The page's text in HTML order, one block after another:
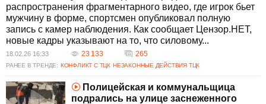
административную или уголовную
ответственность в зависимости от тяжести
деяния. Наказание может включать штрафы,
арест или тюремное заключение, если
насилие привело к серьезным последствиям
для пострадавших.
распространения фрагментарного видео, где игрок бьет
мужчину в форме, спортсмен опубликовал полную
запись с камер наблюдения. Как сообщает Цензор.НЕТ,
новые кадры указывают на то, что силовому...
18.02.26 16:33 23 133 265
РАНЕЕ В ТРЕНДЕ: КОНФЛИКТ С ТЦК НЕЗАКОННЫЕ ДЕЙСТВИЯ ТЦК
Полицейская и коммунальщица
подрались на улице заснеженного